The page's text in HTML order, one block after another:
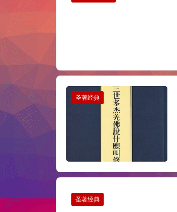
圣著经典
圣著经典